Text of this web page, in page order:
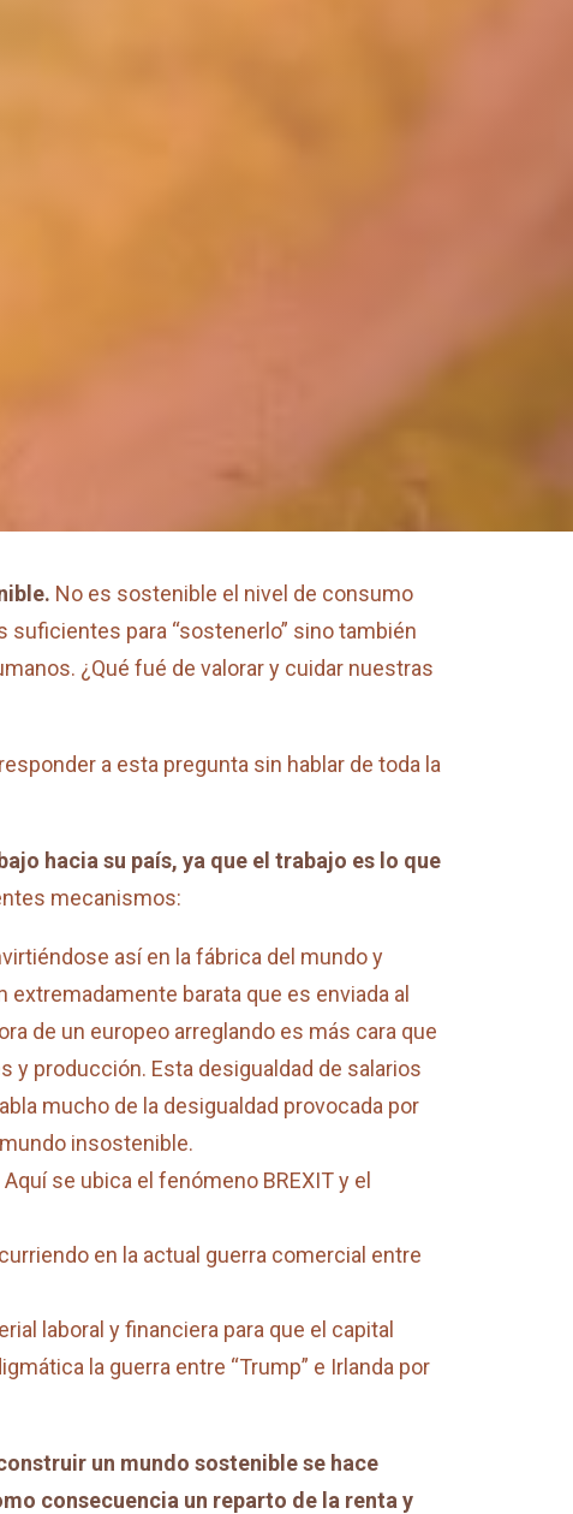
No es sostenible el nivel de consumo
para “sostenerlo” sino también
¿Qué fué de valorar y cuidar nuestras
a esta pregunta sin hablar de toda la
hacia su país, ya que el trabajo es lo que
mecanismos:
así en la fábrica del mundo y
barata que es enviada al
de un europeo arreglando es más cara que
y producción. Esta desigualdad de salarios
mucho de la desigualdad provocada por
insostenible.
se ubica el fenómeno BREXIT y el
en la actual guerra comercial entre
laboral y financiera para que el capital
la guerra entre “Trump” e Irlanda por
un mundo sostenible se hace
consecuencia un reparto de la renta y